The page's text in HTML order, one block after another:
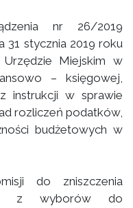
nr 26/2019
31 stycznia 2019 roku
Miejskim w
– księgowej,
instrukcji w sprawie
rozliczeń podatków,
budżetowych w
do zniszczenia
z wyborów do